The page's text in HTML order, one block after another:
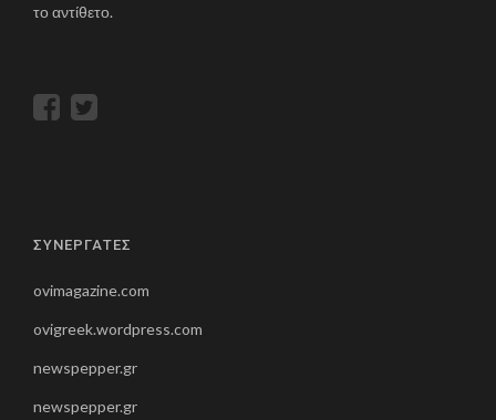
το αντίθετο.
ΣΥΝΕΡΓΑΤΕΣ
ovimagazine.com
ovigreek.wordpress.com
newspepper.gr
newspepper.gr